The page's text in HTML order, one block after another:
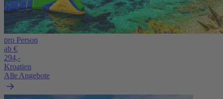
pro Person
ab €
294,-
Kroatien
Alle Angebote